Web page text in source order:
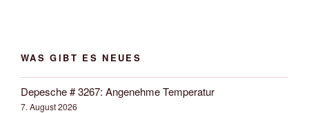
WAS GIBT ES NEUES
Depesche # 3267: Angenehme Temperatur
7. August 2026